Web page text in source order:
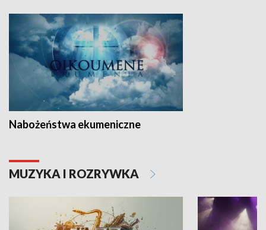
Nabożeństwa ekumeniczne
MUZYKA I ROZRYWKA